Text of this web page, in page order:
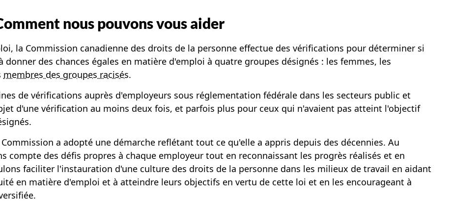
nous pouvons vous aider
la Commission canadienne des droits de la personne effectue des vérifications pour déterminer si
des chances égales en matière d'emploi à quatre groupes désignés : les femmes, les
membres des groupes racisés.
de vérifications auprès d'employeurs sous réglementation fédérale dans les secteurs public et
d'une vérification au moins deux fois, et parfois plus pour ceux qui n'avaient pas atteint l'objectif
a adopté une démarche reflétant tout ce qu'elle a appris depuis des décennies. Au
compte des défis propres à chaque employeur tout en reconnaissant les progrès réalisés et en
faciliter l'instauration d'une culture des droits de la personne dans les milieux de travail en aidant
en matière d'emploi et à atteindre leurs objectifs en vertu de cette loi et en les encourageant à